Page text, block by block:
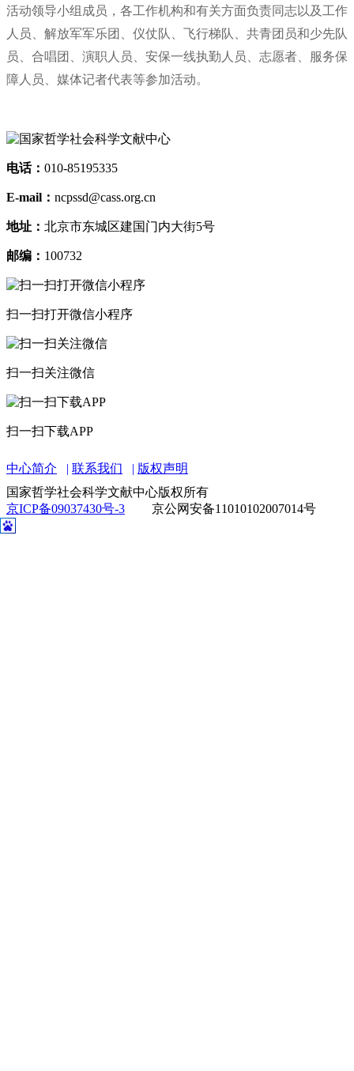
活动领导小组成员，各工作机构和有关方面负责同志以及工作
人员、解放军军乐团、仪仗队、飞行梯队、共青团员和少先队
员、合唱团、演职人员、安保一线执勤人员、志愿者、服务保
障人员、媒体记者代表等参加活动。
电话： 010-85195335
E-mail： ncpssd@cass.org.cn
地址： 北京市东城区建国门内大街5号
邮编： 100732
扫一扫打开微信小程序
扫一扫关注微信
扫一扫下载APP
中心简介 联系我们
版权声明
国家哲学社会科学文献中心版权所有
京ICP备09037430号-3
京公网安备11010102007014号